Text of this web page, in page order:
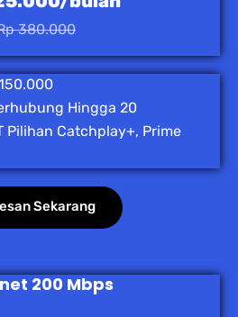
380.000
Hingga 20
Pilihan Catchplay+, Prime
Sekarang
200 Mbps